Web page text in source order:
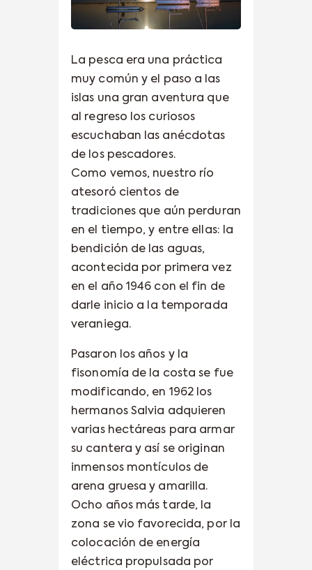
La pesca era una práctica
muy común y el paso a las
islas una gran aventura que
al regreso los curiosos
escuchaban las anécdotas
de los pescadores.
Como vemos, nuestro río
atesoró cientos de
tradiciones que aún perduran
en el tiempo, y entre ellas: la
bendición de las aguas,
acontecida por primera vez
en el año 1946 con el fin de
darle inicio a la temporada
veraniega.
Pasaron los años y la
fisonomía de la costa se fue
modificando, en 1962 los
hermanos Salvia adquieren
varias hectáreas para armar
su cantera y así se originan
inmensos montículos de
arena gruesa y amarilla.
Ocho años más tarde, la
zona se vio favorecida, por la
colocación de energía
eléctrica propulsada por